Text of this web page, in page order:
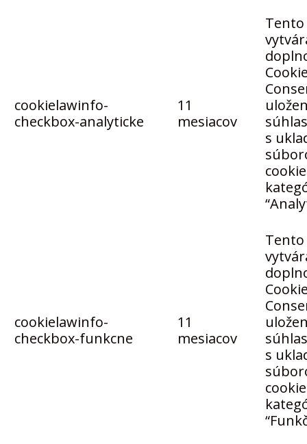
cookielawinfo-
checkbox-analyticke
11
mesiacov
Tento
s
cookielawinfo-
checkbox-funkcne
11
mesiacov
Tento
s